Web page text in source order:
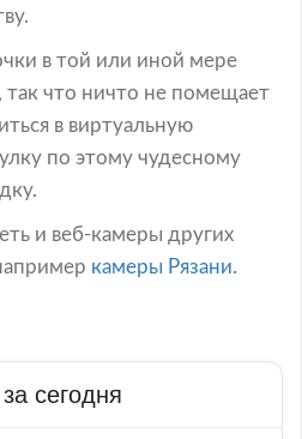
в той или иной мере
так что ничто не помещает
в виртуальную
по этому чудесному
и веб-камеры других
камеры Рязани.
сегодня